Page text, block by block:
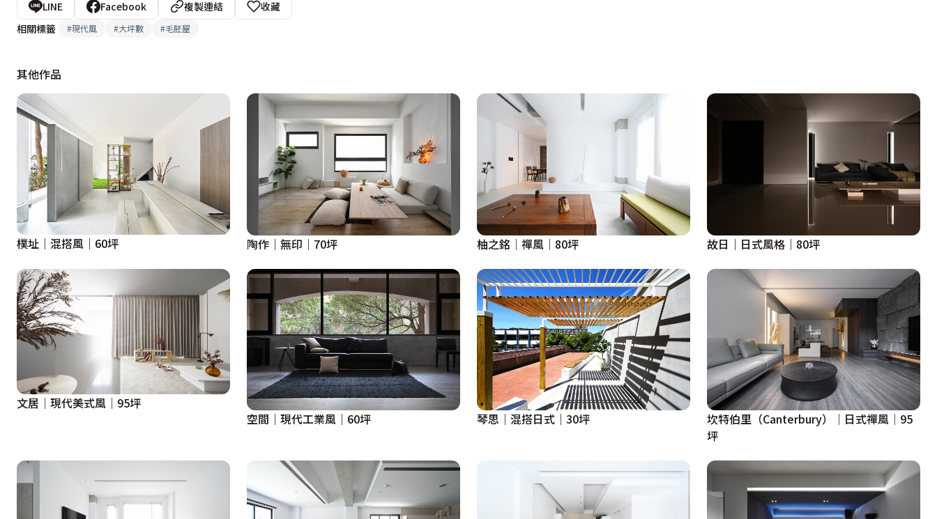
設計靈感來自 時間簡史（A Brief History of Time）
LINE Facebook 複製連結
收藏
相關標籤
#現代風 #大坪數 #毛胚屋
其他作品
樸址｜混搭風｜60坪 陶作｜無印｜70坪 柚之銘│禪風│80坪 故日｜日式風格｜80坪
文居│現代美式風│95坪
空間｜現代工業風｜60坪
琴思｜混搭日式｜30坪
坎特伯里（Canterbury）│日式禪風│95
坪